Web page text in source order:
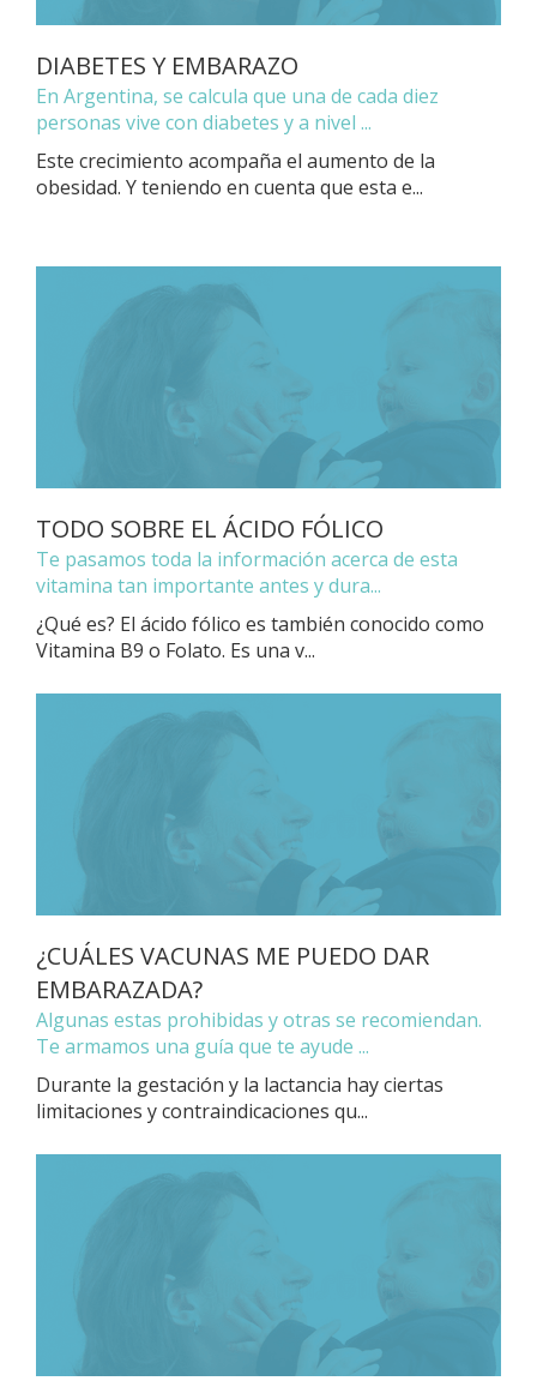
DIABETES Y EMBARAZO
En Argentina, se calcula que una de cada diez
personas vive con diabetes y a nivel ...
Este crecimiento acompaña el aumento de la
obesidad. Y teniendo en cuenta que esta e...
TODO SOBRE EL ÁCIDO FÓLICO
Te pasamos toda la información acerca de esta
vitamina tan importante antes y dura...
¿Qué es? El ácido fólico es también conocido como
Vitamina B9 o Folato. Es una v...
¿CUÁLES VACUNAS ME PUEDO DAR
EMBARAZADA?
Algunas estas prohibidas y otras se recomiendan.
Te armamos una guía que te ayude ...
Durante la gestación y la lactancia hay ciertas
limitaciones y contraindicaciones qu...